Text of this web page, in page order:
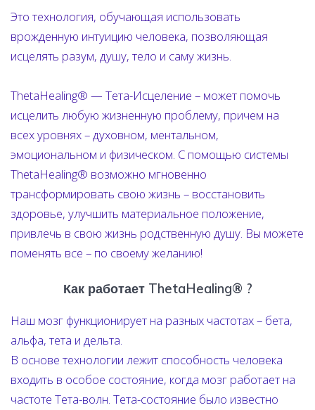
Это технология, обучающая использовать
врожденную интуицию человека, позволяющая
исцелять разум, душу, тело и саму жизнь.
ThetaHealing® — Тета-Исцеление – может помочь
исцелить любую жизненную проблему, причем на
всех уровнях – духовном, ментальном,
эмоциональном и физическом. С помощью системы
ThetaHealing® возможно мгновенно
трансформировать свою жизнь – восстановить
здоровье, улучшить материальное положение,
привлечь в свою жизнь родственную душу. Вы можете
поменять все – по своему желанию!
Как работает ThetaHealing® ?
Наш мозг функционирует на разных частотах – бета,
альфа, тета и дельта.
В основе технологии лежит способность человека
входить в особое состояние, когда мозг работает на
частоте Тета-волн. Тета-состояние было известно